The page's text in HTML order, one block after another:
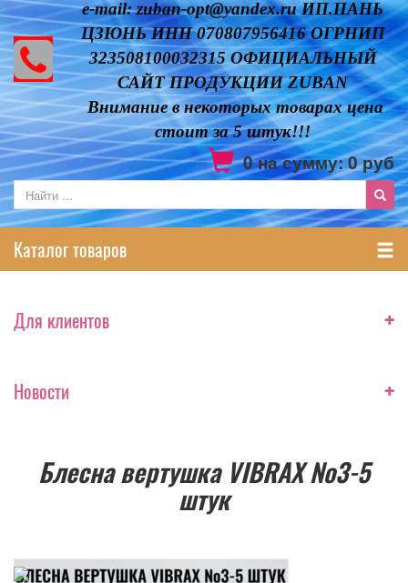
e-mail: zuban-opt@yandex.ru ИП.ПАНЬ
ЦЗЮНЬ ИНН 070807956416 ОГРНИП
323508100032315 ОФИЦИАЛЬНЫЙ
САЙТ ПРОДУКЦИИ ZUBAN
Внимание в некоторых товарах цена
стоит за 5 штук!!!
0на сумму:0руб
Каталог товаров
Для клиентов +
Новости +
Блесна вертушка VIBRAX №3-5
штук